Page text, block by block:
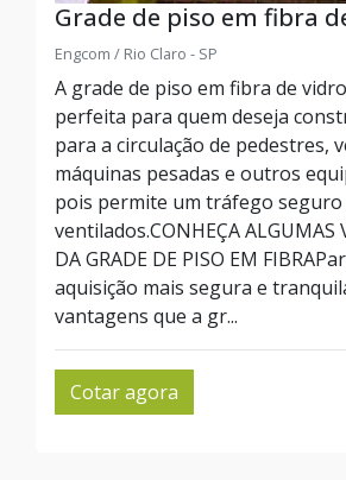
Grade de piso em fibra
Engcom / Rio Claro - SP
A grade de piso em fibra de
perfeita para quem deseja
para a circulação de pedestres,
máquinas pesadas e outros
pois permite um tráfego seguro
ventilados.CONHEÇA ALGUMAS
DA GRADE DE PISO EM
aquisição mais segura e
vantagens que a gr...
Cotar agora